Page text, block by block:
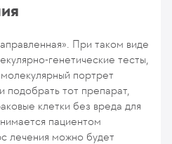
При таком виде
генетические тесты,
портрет
подобрать тот препарат,
клетки без вреда для
пациентом
лечения можно будет